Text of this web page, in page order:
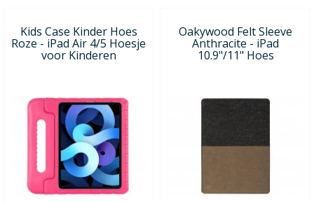
Kids Case Kinder Hoes
Roze - iPad Air 4/5 Hoesje
voor Kinderen
Oakywood Felt Sleeve
Anthracite - iPad
10.9"/11" Hoes